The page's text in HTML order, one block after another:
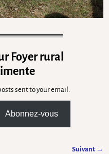
Foyer rural
sent to your email.
Abonnez-vous
Suivant →